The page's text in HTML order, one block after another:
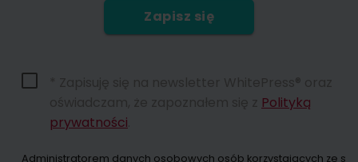
Zapisz się
Polityką
prywatności
Administratorem danych osobowych osób korzystających ze